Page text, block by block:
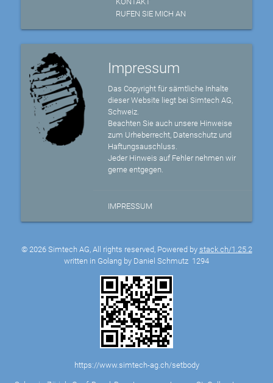
RUFEN SIE MICH AN
Impressum
Das Copyright für sämtliche Inhalte
dieser Website liegt bei Simtech AG,
Schweiz.
Beachten Sie auch unsere Hinweise
zum Urheberrecht, Datenschutz und
Haftungsauschluss.
Jeder Hinweis auf Fehler nehmen wir
gerne entgegen.
IMPRESSUM
© 2026 Simtech AG, All rights reserved, Powered by stack.ch/1.25.2
written in Golang by Daniel Schmutz 1294
https://www.simtech-ag.ch/setbody